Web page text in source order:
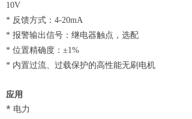
10V
* 反馈方式：4-20mA
* 报警输出信号：继电器触点，选配
* 位置精确度：±1%
* 内置过流、过载保护的高性能无刷电机
应用
* 电力